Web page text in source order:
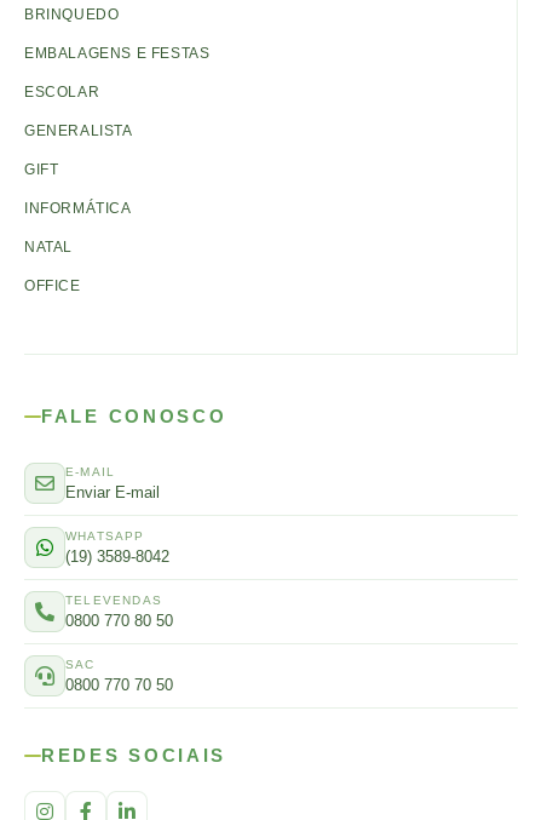
BRINQUEDO
EMBALAGENS E FESTAS
ESCOLAR
GENERALISTA
GIFT
INFORMÁTICA
NATAL
OFFICE
FALE CONOSCO
E-MAIL
Enviar E-mail
WHATSAPP
(19) 3589-8042
TELEVENDAS
0800 770 80 50
SAC
0800 770 70 50
REDES SOCIAIS